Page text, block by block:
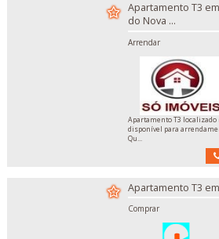
Apartamento T3 em Condomínio Torres
do Nova ...
Arrendar
Apartamento T3 localizado
disponível para arrendamento. Detalhes do
Qu...
Comprar